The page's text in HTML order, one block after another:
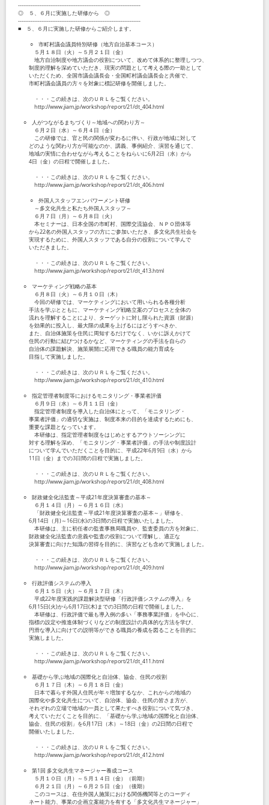
--------------------------------------------------------------------
◎ ５、６月に実施した研修から ◎
--------------------------------------------------------------------
■ ５、６月に実施した研修からご紹介します。
○ 市町村議会議員特別研修（地方自治基本コース）
５月１８日（火）～５月２１日（金）
地方自治制度や地方議会の役割について、改めて体系的に整理しつつ、
制度的理解を深めていただき、現実の問題として考える際の一助として
いただくため、全国市議会議長会・全国町村議会議長会と共催で、
市町村議会議員の方々を対象に標記研修を開催しました。
・・・この続きは、次のＵＲＬをご覧ください。
http://www.jiam.jp/workshop/report/21/dt_404.html
○ 人がつながるまちづくり～地域への関わり方～
６月２日（水）～６月４日（金）
この研修では、官と民の関係が変わるに伴い、行政が地域に対して
どのような関わり方が可能なのか、講義、事例紹介、演習を通じて、
地域の実情に合わせながら考えることをねらいに6月2日（水）から
4日（金）の日程で開催しました。
・・・この続きは、次のＵＲＬをご覧ください。
http://www.jiam.jp/workshop/report/21/dt_406.html
○ 外国人スタッフエンパワーメント研修
～多文化共生と私たち外国人スタッフ～
６月７日（月）～６月８日（火）
本セミナーは、日本全国の市町村、国際交流協会、ＮＰＯ団体等
から22名の外国人スタッフの方にご参加いただき、多文化共生社会を
実現するために、外国人スタッフである自分の役割について学んで
いただきました。
・・・この続きは、次のＵＲＬをご覧ください。
http://www.jiam.jp/workshop/report/21/dt_413.html
○ マーケティング戦略の基本
６月８日（火）～６月１０日（木）
今回の研修では、マーケティングにおいて用いられる各種分析
手法を学ぶとともに、マーケティング戦略立案のプロセスと全体の
流れを理解することにより、ターゲットに対し限られた資源（財源）
を効果的に投入し、最大限の成果を上げるにはどうすべきか、
また、自治体施策を住民に周知するだけでなく、いかに訴えかけて
住民の行動に結びつけるかなど、マーケティングの手法を自らの
自治体の課題解決、施策展開に応用できる職員の能力育成を
目指して実施しました。
・・・この続きは、次のＵＲＬをご覧ください。
http://www.jiam.jp/workshop/report/21/dt_410.html
○ 指定管理者制度等におけるモニタリング・事業者評価
６月９日（水）～６月１１日（金）
指定管理者制度を導入した自治体にとって、「モニタリング・
事業者評価」の適切な実施は、制度本来の目的を達成するためにも、
重要な課題となっています。
本研修は、指定管理者制度をはじめとするアウトソーシングに
対する理解を深め、「モニタリング・事業者評価」の手法や制度設計
について学んでいただくことを目的に、平成22年6月9日（水）から
11日（金）までの3日間の日程で実施しました。
・・・この続きは、次のＵＲＬをご覧ください。
http://www.jiam.jp/workshop/report/21/dt_408.html
○ 財政健全化法監査～平成21年度決算審査の基本～
６月１４日（月）～６月１６日（水）
「財政健全化法監査～平成21年度決算審査の基本～」研修を、
6月14日（月)～16日(水)の3日間の日程で実施いたしました。
本研修は、主に初任者の監査事務局職員や、監査委員の方を対象に、
財政健全化法監査の意義や監査の役割について理解し、適正な
決算審査に向けた知識の習得を目的に、演習なども含めて実施しました。
・・・この続きは、次のＵＲＬをご覧ください。
http://www.jiam.jp/workshop/report/21/dt_409.html
○ 行政評価システムの導入
６月１５日（火）～６月１７日（木）
平成22年度実践的課題解決型研修「行政評価システムの導入」を
6月15日(火)から6月17日(木)までの3日間の日程で開催しました。
本研修は、行政評価で最も導入例の多い「事務事業評価」を中心に、
指標の設定や推進体制づくりなどの制度設計の具体的な方法を学び、
円滑な導入に向けての説明等ができる職員の養成を図ることを目的に
実施しました。
・・・この続きは、次のＵＲＬをご覧ください。
http://www.jiam.jp/workshop/report/21/dt_411.html
○ 基礎から学ぶ地域の国際化と自治体、協会、住民の役割
６月１７日（木）～６月１８日（金）
日本で暮らす外国人住民が年々増加するなか、これからの地域の
国際化や多文化共生について、自治体、協会、住民の皆さま方が、
それぞれの立場で地域の一員として果たすべき役割について気づき、
考えていただくことを目的に、「基礎から学ぶ地域の国際化と自治体、
協会、住民の役割」を6月17日（木）～18日（金）の2日間の日程で
開催いたしました。
・・・この続きは、次のＵＲＬをご覧ください。
http://www.jiam.jp/workshop/report/21/dt_412.html
○ 第1回 多文化共生マネージャー養成コース
５月１０日（月）～５月１４日（金）（前期）
６月２１日（月）～６月２５日（金）（後期）
このコースは、在住外国人施策における関係機関等とのコーディ
ネート能力、事業の企画立案能力を有する「多文化共生マネージャー」